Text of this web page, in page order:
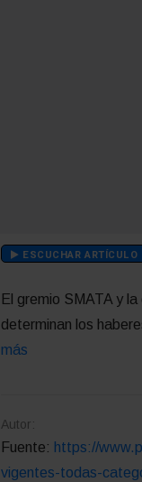
ESCUCHAR ARTÍCULO
El gremio SMATA y
determinan los
más
Autor:
Fuente: https://
vigentes-todas-